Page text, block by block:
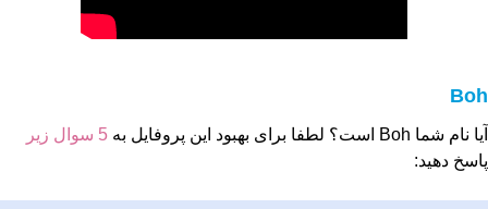
Boh
آیا نام شما Boh است؟ لطفا برای بهبود این پروفایل به
5 سوال زیر
پاسخ دهید: